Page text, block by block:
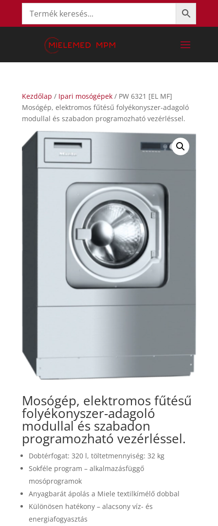
Kezdőlap / Ipari mosógépek/ PW 6321 [EL MF]
Mosógép, elektromos fűtésű folyékonyszer-adagoló
modullal és szabadon programozható vezérléssel.
Mosógép, elektromos fűtésű
folyékonyszer-adagoló
modullal és szabadon
programozható vezérléssel.
Dobtérfogat: 320 l, töltetmennyiség: 32 kg
Sokféle program – alkalmazásfüggő
mosóprogramok
Anyagbarát ápolás a Miele textilkímélő dobbal
Különösen hatékony – alacsony víz- és
energiafogyasztás